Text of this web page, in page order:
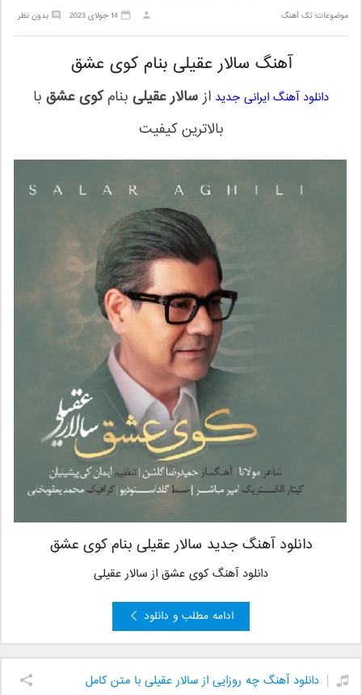
موضوعات:تک آهنگ بدون نظر 14 جولای 2023
آهنگ سالار عقیلی بنام کوی عشق
دانلود آهنگ ایرانی جدید ازسالار عقیلی بنامکوی عشق با
بالاترین کیفیت
دانلود آهنگ جدید سالار عقیلی بنام کوی عشق
دانلود آهنگ کوی عشق از سالار عقیلی
ادامه مطلب و دانلود
دانلود آهنگ چه روزایی از سالار عقیلی با متن کامل